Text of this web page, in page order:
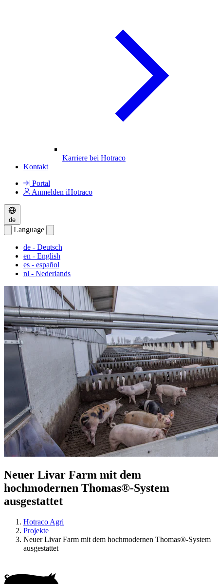
Karriere bei Hotraco
Kontakt
Portal
Anmelden iHotraco
de
Language
de - Deutsch
en - English
es - español
nl - Nederlands
Neuer Livar Farm mit dem
hochmodernen Thomas®-System
ausgestattet
Hotraco Agri
Projekte
Neuer Livar Farm mit dem hochmodernen Thomas®-System
ausgestattet